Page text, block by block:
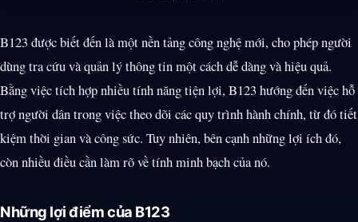
B123 được biết đến là một nền tảng công nghệ mới, cho phép người
dùng tra cứu và quản lý thông tin một cách dễ dàng và hiệu quả.
Bằng việc tích hợp nhiều tính năng tiện lợi, B123 hướng đến việc hỗ
trợ người dân trong việc theo dõi các quy trình hành chính, từ đó tiết
kiệm thời gian và công sức. Tuy nhiên, bên cạnh những lợi ích đó,
còn nhiều điều cần làm rõ về tính minh bạch của nó.
Những lợi điểm của B123